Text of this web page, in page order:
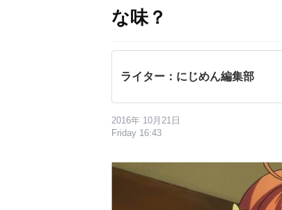
な味？
ライター：にじめん編集部
2016年 10月21日
Friday 16:43